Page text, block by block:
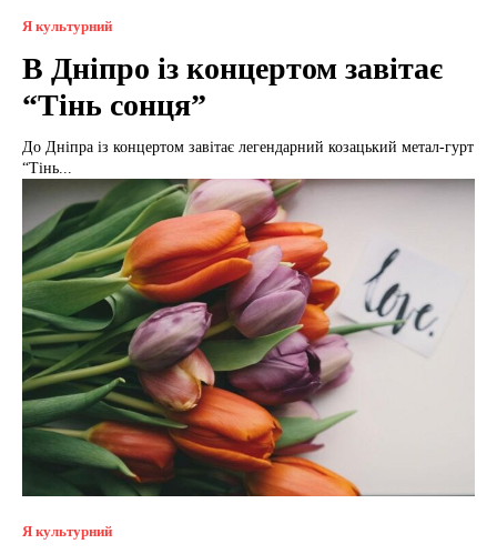
Я культурний
В Дніпро із концертом завітає
“Тінь сонця”
До Дніпра із концертом завітає легендарний козацький метал-гурт
“Тінь...
Я культурний